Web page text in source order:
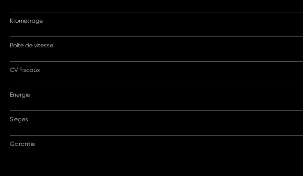
Kilométrage
Boîte de vitesse
CV Fiscaux
Energie
Sièges
Garantie